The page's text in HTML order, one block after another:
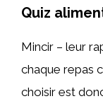
Quiz
Mincir – leur
chaque repas
choisir est